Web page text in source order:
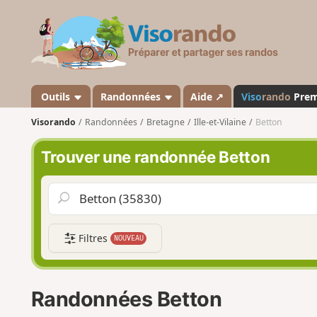
s
a
n
d
o
Outils Randonnées Aide ↗ Visorando
Visorando Randonnées Bretagne Ille-et-Vilaine Betton
Trouver une randonnée Betton
Filtres NOUVEAU
Randonnées Betton